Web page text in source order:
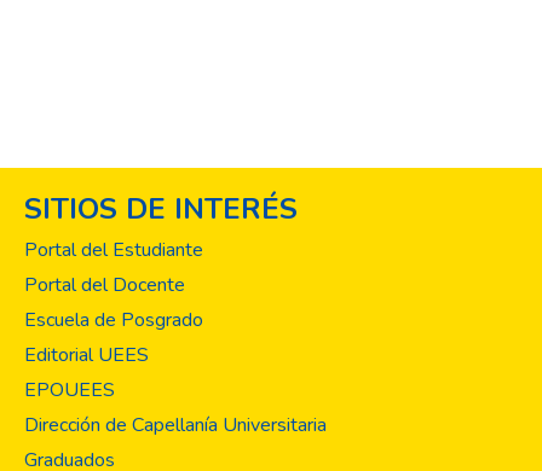
referentes a esta terapéutica. El tipo de
investigación fue descriptiva, con diseño
revisión de expedientes de los pacientes
ingresados en el Hospital de cuidados
de 2015. Se seleccionó una muestra no
probabilista por conveniencia de 49
SITIOS DE INTERÉS
Portal del Estudiante
Portal del Docente
Escuela de Posgrado
Editorial UEES
EPOUEES
Dirección de Capellanía Universitaria
Graduados